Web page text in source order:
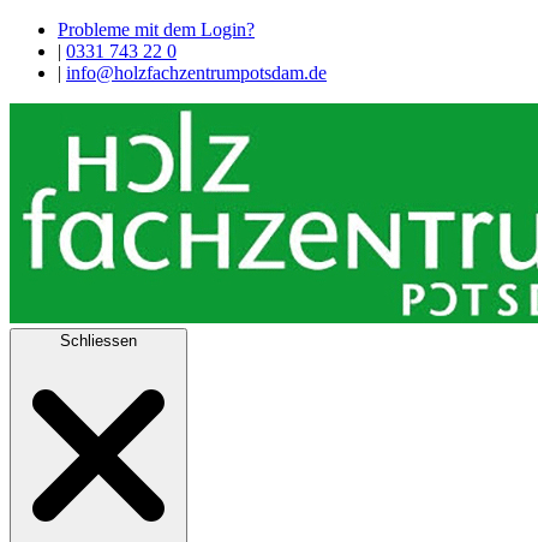
Probleme mit dem Login?
| 0331 743 22 0
| info@holzfachzentrumpotsdam.de
Schliessen